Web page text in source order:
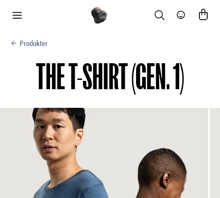
Search Community
Produkter
THE T-SHIRT (GEN. 1)